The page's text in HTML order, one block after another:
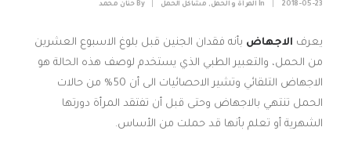
2018-05-23
In المرأة و الحمل , مشاكل الحمل By حنان محمد
يعرف الاجهاض بأنه فقدان الجنين قبل بلوغ الاسبوع العشرين
من الحمل، والتعبير الطبي الذي يستخدم لوصف هذه الحالة هو
الاجهاض التلقائي وتشير الاحصائيات الى أن 50% من حالات
الحمل تنتهي بالاجهاض وحتى قبل أن تفتقد المرأة دورتها
الشهرية أو تعلم بأنها قد حملت من الأساس.